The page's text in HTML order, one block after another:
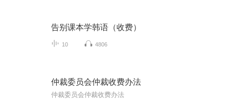
告别课本学韩语（收费）
10 4806
仲裁委员会仲裁收费办法
仲裁委员会仲裁收费办法